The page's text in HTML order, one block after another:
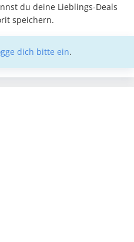
du deine Lieblings-Deals
speichern.
dich bitte ein.